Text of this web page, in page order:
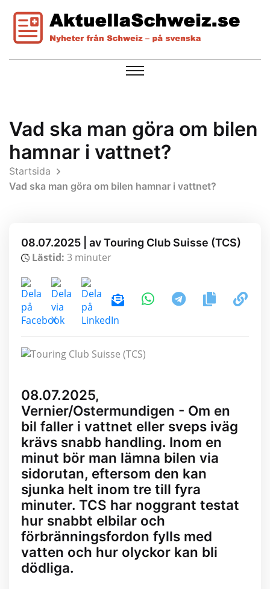
Vad ska man göra om bilen
hamnar i vattnet?
Startsida
Vad ska man göra om bilen hamnar i vattnet?
08.07.2025 | av Touring Club Suisse (TCS)
Lästid: 3 minuter
08.07.2025,
Vernier/Ostermundigen - Om en
bil faller i vattnet eller sveps iväg
krävs snabb handling. Inom en
minut bör man lämna bilen via
sidorutan, eftersom den kan
sjunka helt inom tre till fyra
minuter. TCS har noggrant testat
hur snabbt elbilar och
förbränningsfordon fylls med
vatten och hur olyckor kan bli
dödliga.